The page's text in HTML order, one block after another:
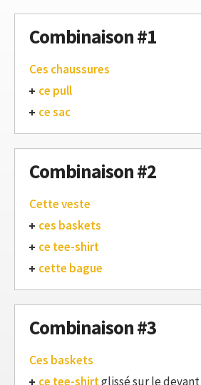
Combinaison #1
Ces chaussures
ce pull
ce sac
Combinaison #2
Cette veste
ces baskets
ce tee-shirt
cette bague
Combinaison #3
Ces baskets
ce tee-shirtglissé sur le